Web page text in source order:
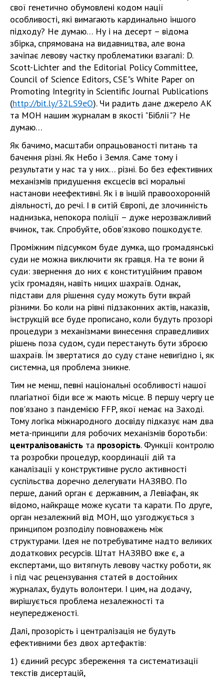
свої генетично обумовлені кодом нації
особливості, які вимагають кардинально іншого
підходу? Не думаю… Ну і на десерт – відома
збірка, спрямована на видавництва, але вона
зачіпає левову частку проблематики взагалі: D.
Scott-Lichter and the Editorial Policy Committee,
Council of Science Editors, CSE"s White Paper on
Promoting Integrity in Scientific Journal Publications
(http://bit.ly/32LS9eO). Чи радить дане джерело АК
та МОН нашим журналам в якості "Біблії"? Не
думаю…
Як бачимо, масштаби опрацьованості питань та
бачення різні. Як Небо і Земля. Саме тому і
результати у нас та у них… різні. Бо без ефективних
механізмів придушення ексцесів всі моральні
настанови неефективні. Як і в іншій правоохоронній
діяльності, до речі. І в ситій Європі, де злочинність
наднизька, непокора поліції – дуже нерозважливий
вчинок, так. Спробуйте, обов'язково пошкодуєте.
Проміжним підсумком буде думка, що громадянські
суди не можна виключити як гравця. На те вони й
суди: звернення до них є конституційним правом
усіх громадян, навіть ницих шахраїв. Однак,
підстави для рішення суду можуть бути вкрай
різними. Бо коли на рівні підзаконних актів, наказів,
інструкцій все буде прописано, коли будуть прозорі
процедури з механізмами винесення справедливих
рішень поза судом, суди перестануть бути зброєю
шахраїв. Їм звертатися до суду стане невигідно і, як
системна, ця проблема зникне.
Тим не менш, певні національні особливості нашої
плагіатної біди все ж мають місце. В першу чергу це
пов'язано з пандемією FFP, якої немає на Заході.
Тому логіка міжнародного досвіду підказує нам два
мета-принципи для робочих механізмів боротьби:
централізованість та прозорість. Функції контролю
та розробки процедур, координації дій та
каналізації у конструктивне русло активності
суспільства доречно делегувати НАЗЯВО. По
перше, даний орган є державним, а Левіафан, як
відомо, найкраще може кусати та карати. По друге,
орган незалежний від МОН, що узгоджується з
принципом розподілу повноважень між
структурами. Ідея не потребуватиме надто великих
додаткових ресурсів. Штат НАЗЯВО вже є, а
експертами, що витягнуть левову частку роботи, як
і під час рецензування статей в достойних
журналах, будуть волонтери. І цим, на додачу,
вирішується проблема незалежності та
неупередженості.
Далі, прозорість і централізація не будуть
ефективними без двох артефактів:
1) єдиний ресурс збереження та систематизації
текстів дисертацій,